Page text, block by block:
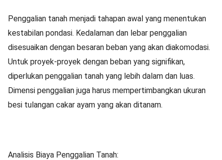
Penggalian tanah menjadi tahapan awal yang menentukan
kestabilan pondasi. Kedalaman dan lebar penggalian
disesuaikan dengan besaran beban yang akan diakomodasi.
Untuk proyek-proyek dengan beban yang signifikan,
diperlukan penggalian tanah yang lebih dalam dan luas.
Dimensi penggalian juga harus mempertimbangkan ukuran
besi tulangan cakar ayam yang akan ditanam.
Analisis Biaya Penggalian Tanah: